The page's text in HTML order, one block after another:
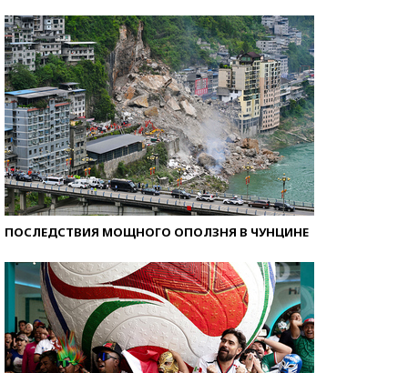
ПОСЛЕДСТВИЯ МОЩНОГО ОПОЛЗНЯ В ЧУНЦИНЕ